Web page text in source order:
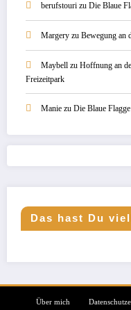
berufstouri zu Die Blaue
Margery zu Bewegung an
Maybell zu Hoffnung an
Freizeitpark
Manie zu Die Blaue
Das hast Du
Über mich